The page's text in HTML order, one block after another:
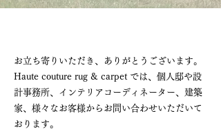
お立ち寄りいただき、ありがとうございます。
Haute couture rug & carpet では、個人邸や設
計事務所、インテリアコーディネーター、建築
家、様々なお客様からお問い合わせいただいて
おります。